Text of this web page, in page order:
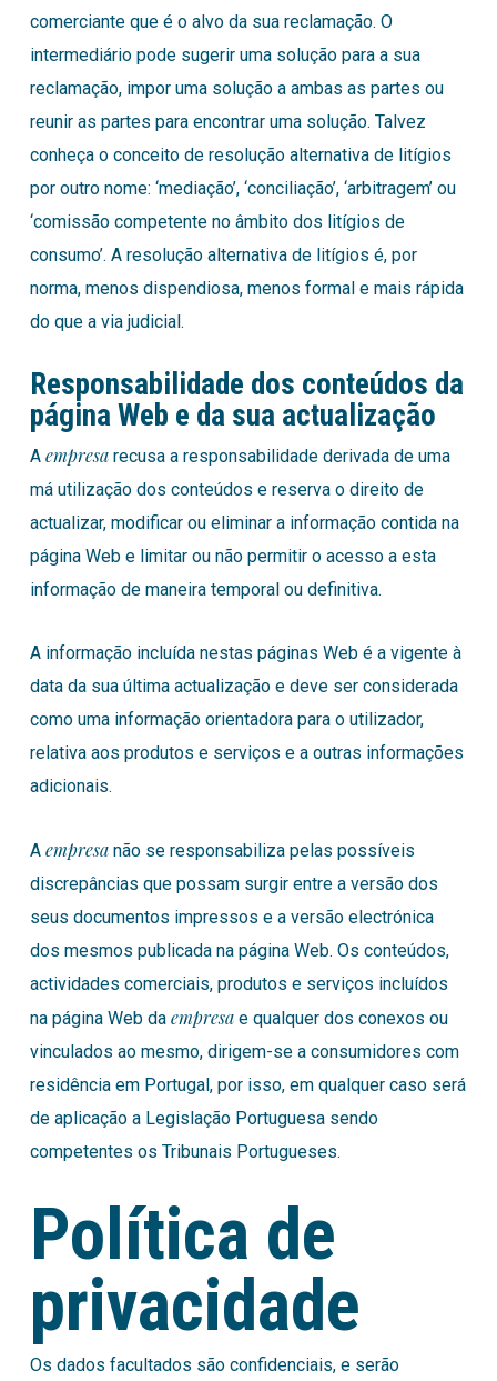
comerciante que é o alvo da sua reclamação. O
intermediário pode sugerir uma solução para a sua
reclamação, impor uma solução a ambas as partes ou
reunir as partes para encontrar uma solução. Talvez
conheça o conceito de resolução alternativa de litígios
por outro nome: ‘mediação’, ‘conciliação’, ‘arbitragem’ ou
‘comissão competente no âmbito dos litígios de
consumo’. A resolução alternativa de litígios é, por
norma, menos dispendiosa, menos formal e mais rápida
do que a via judicial.
Responsabilidade dos conteúdos da
página Web e da sua actualização
A empresarecusa a responsabilidade derivada de uma
má utilização dos conteúdos e reserva o direito de
actualizar, modificar ou eliminar a informação contida na
página Web e limitar ou não permitir o acesso a esta
informação de maneira temporal ou definitiva.
A informação incluída nestas páginas Web é a vigente à
data da sua última actualização e deve ser considerada
como uma informação orientadora para o utilizador,
relativa aos produtos e serviços e a outras informações
adicionais.
A empresanão se responsabiliza pelas possíveis
discrepâncias que possam surgir entre a versão dos
seus documentos impressos e a versão electrónica
dos mesmos publicada na página Web. Os conteúdos,
actividades comerciais, produtos e serviços incluídos
na página Web da empresae qualquer dos conexos ou
vinculados ao mesmo, dirigem-se a consumidores com
residência em Portugal, por isso, em qualquer caso será
de aplicação a Legislação Portuguesa sendo
competentes os Tribunais Portugueses.
Política de
privacidade
Os dados facultados são confidenciais, e serão